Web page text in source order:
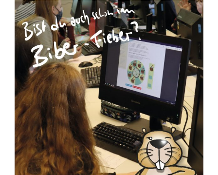
Zeige
grösseres
Bild